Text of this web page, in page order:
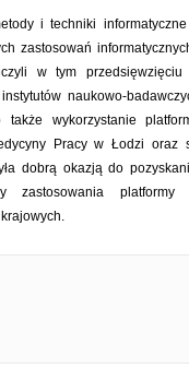
i techniki
zastosowań
w tym
naukowo-
także wykorzystanie
Pracy w Łodzi
dobrą okazją do
zastosowania